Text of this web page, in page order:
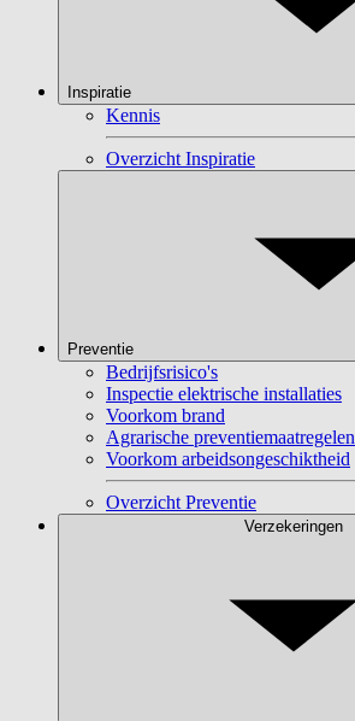
Inspiratie
Kennis
Overzicht Inspiratie
Preventie
Bedrijfsrisico's
Inspectie elektrische installaties
Voorkom brand
Agrarische preventiemaatregelen
Voorkom arbeidsongeschiktheid
Overzicht Preventie
Verzekeringen